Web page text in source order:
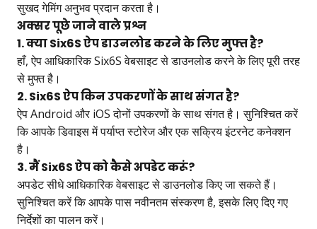
सुखद गेमिंग अनुभव प्रदान करता है।
अक्सर पूछे जाने वाले प्रश्न
1. क्या Six6S ऐप डाउनलोड करने के लिए मुफ्त है?
हाँ, ऐप आधिकारिक Six6S वेबसाइट से डाउनलोड करने के लिए पूरी तरह
से मुफ्त है।
2. Six6S ऐप किन उपकरणों के साथ संगत है?
ऐप Android और iOS दोनों उपकरणों के साथ संगत है। सुनिश्चित करें
कि आपके डिवाइस में पर्याप्त स्टोरेज और एक सक्रिय इंटरनेट कनेक्शन
है।
3. मैं Six6S ऐप को कैसे अपडेट करूं?
अपडेट सीधे आधिकारिक वेबसाइट से डाउनलोड किए जा सकते हैं।
सुनिश्चित करें कि आपके पास नवीनतम संस्करण है, इसके लिए दिए गए
निर्देशों का पालन करें।